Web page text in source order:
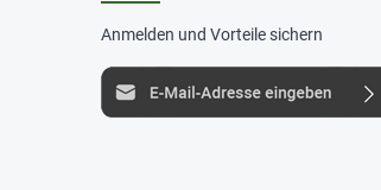
Anmelden und Vorteile sichern